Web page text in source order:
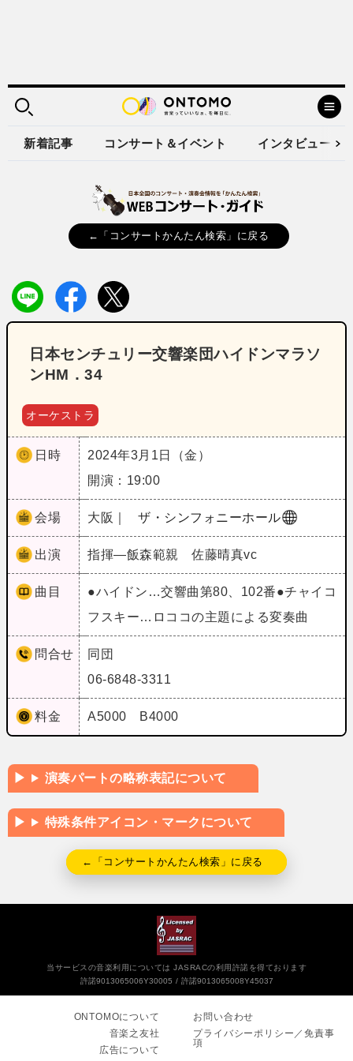
新着記事 コンサート＆イベント インタビュー
←「コンサートかんたん検索」に戻る
日本センチュリー交響楽団ハイドンマラソ
ンHM．34
オーケストラ
日時
2024年3月1日（金）
開演：19:00
会場 大阪｜ ザ・シンフォニーホール
出演 指揮―飯森範親 佐藤晴真vc
曲目
●ハイドン…交響曲第80、102番●チャイコ
フスキー…ロココの主題による変奏曲
問合せ
同団
06-6848-3311
料金 A5000 B4000
演奏パートの略称表記について
特殊条件アイコン・マークについて
←「コンサートかんたん検索」に戻る
当サービスの音楽利用については JASRACの利用許諾を得ております
許諾9013065006Y30005
許諾9013065008Y45037
ONTOMOについて
音楽之友社
広告について
お問い合わせ
プライバシーポリシー／免責事
項